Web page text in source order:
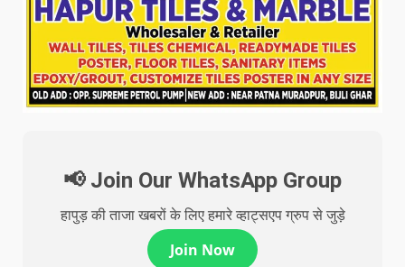
📢 Join Our WhatsApp Group
हापुड़ की ताजा खबरों के लिए हमारे व्हाट्सएप ग्रुप से जुड़े
Join Now